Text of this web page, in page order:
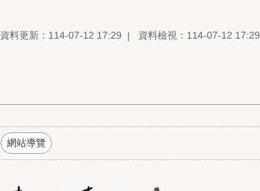
資料更新：114-07-12 17:29 資料檢視：114-07-12 17:29
網站導覽